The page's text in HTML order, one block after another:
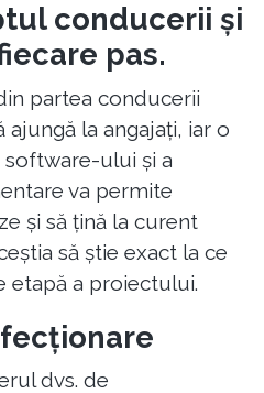
conducerii și
pas.
partea conducerii
la angajați, iar o
ului și a
va permite
și să țină la curent
să știe exact la ce
etapă a proiectului.
dvs. de